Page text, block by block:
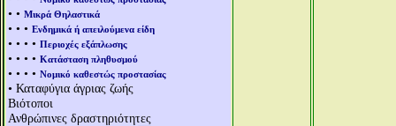
• • Μικρά Θηλαστικά
• • • Ενδημικά ή απειλούμενα είδη
• • • • Περιοχές εξάπλωσης
• • • • Κατάσταση πληθυσμού
• • • • Νομικό καθεστώς προστασίας
• Καταφύγια άγριας ζωής
Βιότοποι
Ανθρώπινες δραστηριότητες